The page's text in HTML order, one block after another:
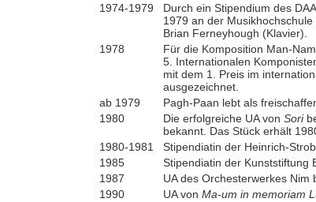
1974-1979
Durch ein Stipendium des
1979 an der
Brian Ferneyhough (Klavier).
1978
Für die Komposition Man-
5. Internationalen
mit dem 1. Preis im
ausgezeichnet.
ab 1979
Pagh-Paan lebt als
1980
Die erfolgreiche UA von Sori
bekannt. Das Stück erhält
1980-1981
Stipendiatin der Heinrich-
1985
Stipendiatin der Kunststiftung
1987
UA des Orchesterwerkes Nim
1990
UA von Ma-um in memoriam